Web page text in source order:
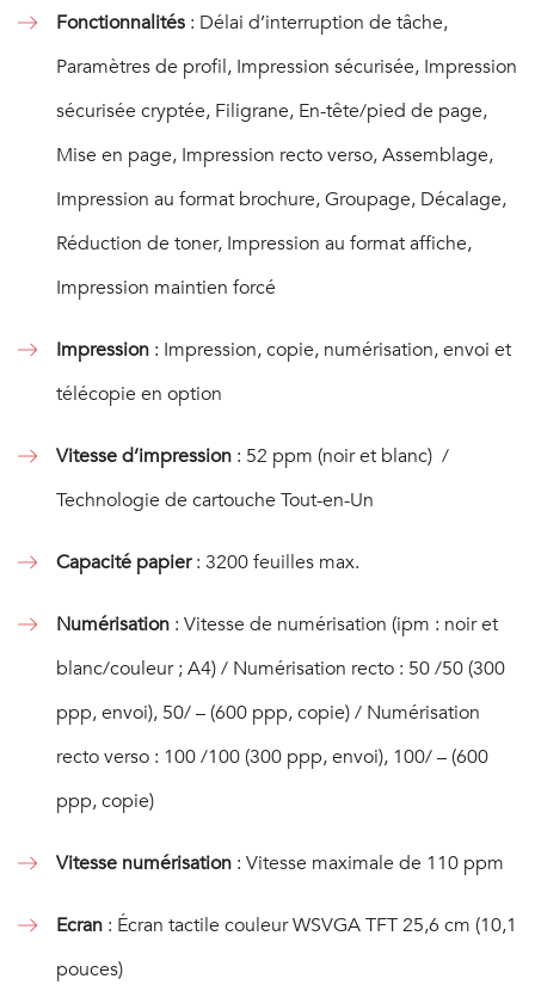
Fonctionnalités : Délai d’interruption de tâche,
Paramètres de profil, Impression sécurisée, Impression
sécurisée cryptée, Filigrane, En-tête/pied de page,
Mise en page, Impression recto verso, Assemblage,
Impression au format brochure, Groupage, Décalage,
Réduction de toner, Impression au format affiche,
Impression maintien forcé
Impression : Impression, copie, numérisation, envoi et
télécopie en option
Vitesse d’impression : 52 ppm (noir et blanc) /
Technologie de cartouche Tout-en-Un
Capacité papier: 3200 feuilles max.
Numérisation : Vitesse de numérisation (ipm : noir et
blanc/couleur ; A4) / Numérisation recto : 50 /50 (300
ppp, envoi), 50/ – (600 ppp, copie) / Numérisation
recto verso : 100 /100 (300 ppp, envoi), 100/ – (600
ppp, copie)
Vitesse numérisation : Vitesse maximale de 110 ppm
Ecran : Écran tactile couleur WSVGA TFT 25,6 cm (10,1
pouces)